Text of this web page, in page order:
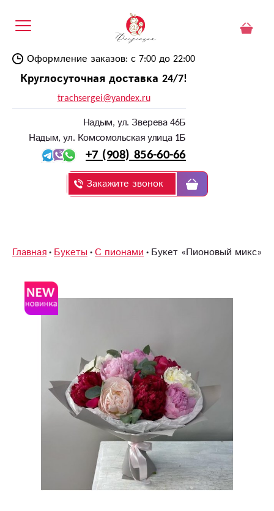
Оформление заказов: с 7:00 до 22:00
Круглосуточная доставка 24/7!
trachsergei@yandex.ru
Надым, ул. Зверева 46Б
Надым, ул. Комсомольская улица 1Б
+7 (908) 856-60-66
Закажите звонок
Главная Букеты С пионами Букет «Пионовый микс»